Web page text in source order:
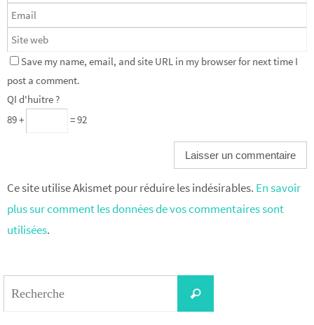
Save my name, email, and site URL in my browser for next time I
post a comment.
QI d'huitre ?
89 +
= 92
Ce site utilise Akismet pour réduire les indésirables. En savoir
plus sur comment les données de vos commentaires sont
utilisées.
Recherche